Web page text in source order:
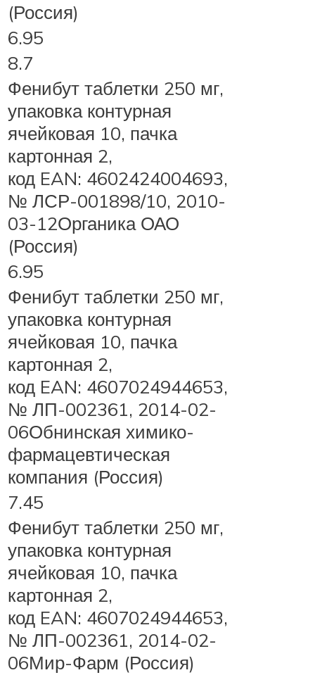
(Россия)
6.95
8.7
Фенибут таблетки 250 мг,
упаковка контурная
ячейковая 10, пачка
картонная 2,
код EAN: 4602424004693,
№ ЛСР-001898/10, 2010-
03-12Органика ОАО
(Россия)
6.95
Фенибут таблетки 250 мг,
упаковка контурная
ячейковая 10, пачка
картонная 2,
код EAN: 4607024944653,
№ ЛП-002361, 2014-02-
06Обнинская химико-
фармацевтическая
компания (Россия)
7.45
Фенибут таблетки 250 мг,
упаковка контурная
ячейковая 10, пачка
картонная 2,
код EAN: 4607024944653,
№ ЛП-002361, 2014-02-
06Мир-Фарм (Россия)